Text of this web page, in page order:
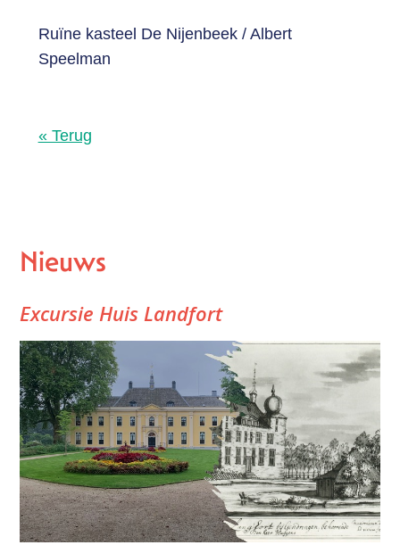
Ruïne kasteel De Nijenbeek / Albert
Speelman
« Terug
Nieuws
Excursie Huis Landfort